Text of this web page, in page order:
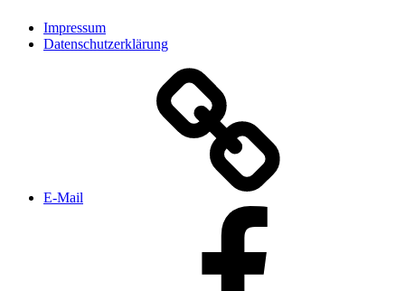
Impressum
Datenschutzerklärung
E‑Mail